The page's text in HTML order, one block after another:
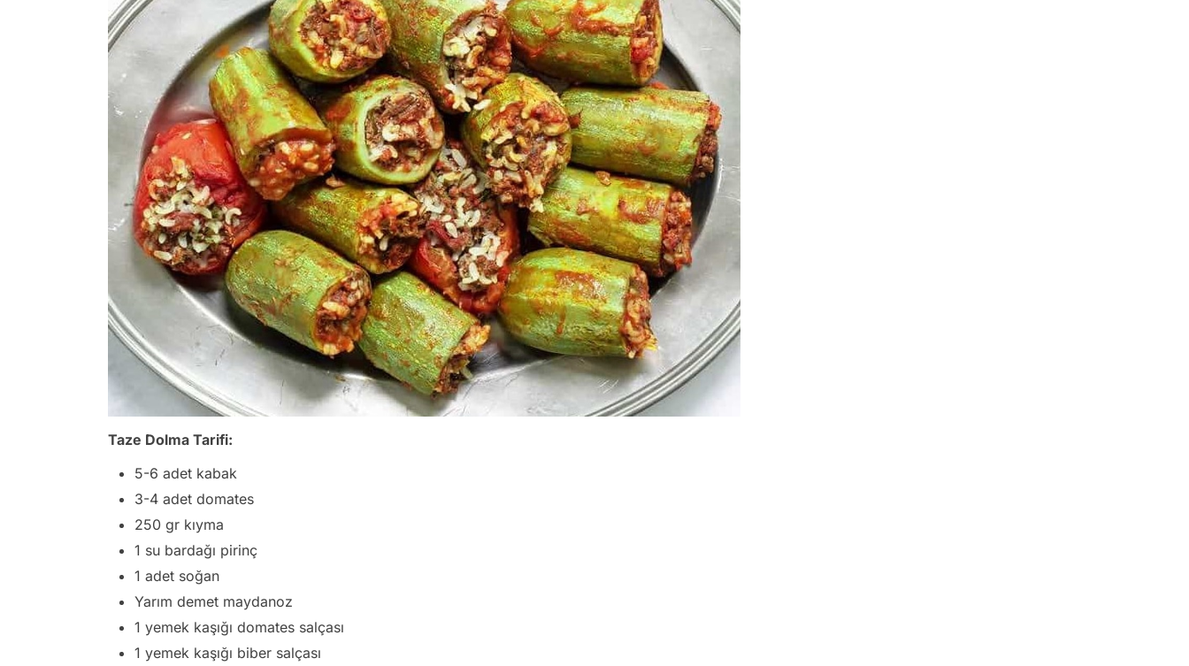
Taze Dolma Tarifi:
5-6 adet kabak
3-4 adet domates
250 gr kıyma
1 su bardağı pirinç
1 adet soğan
Yarım demet maydanoz
1 yemek kaşığı domates salçası
1 yemek kaşığı biber salçası